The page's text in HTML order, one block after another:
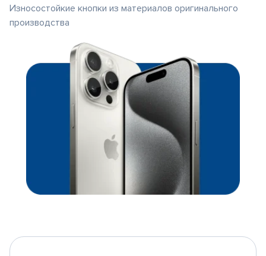
Износостойкие кнопки из материалов оригинального
производства